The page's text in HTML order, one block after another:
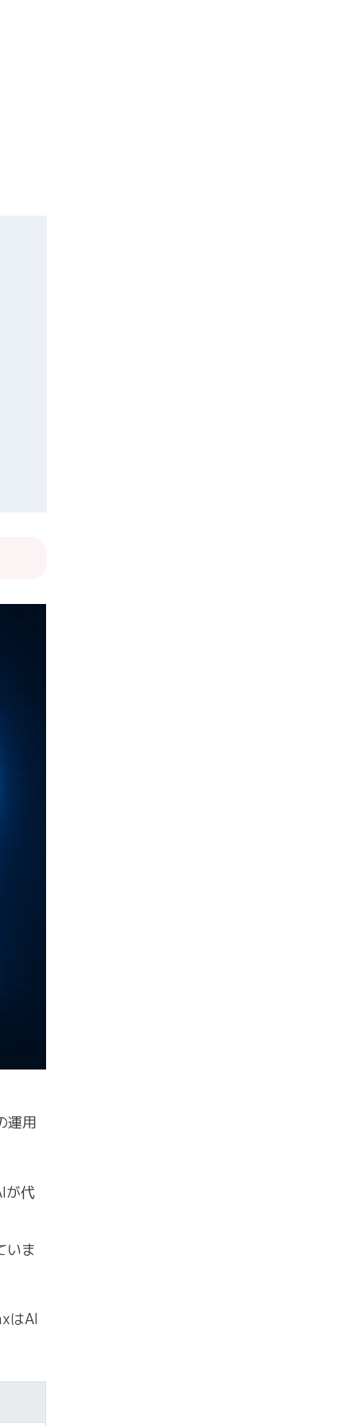
運用
が代
いま
はAI